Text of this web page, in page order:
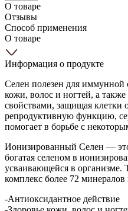
О товаре
Отзывы
Способ применения
О товаре
Информация о продукте
Селен полезен для
кожи, волос и ногтей, а
свойствами, защищая клетки
репродуктивную функцию,
помогает в борьбе с
Ионизированный Селен —
богатая селеном в
усваивающейся в организме.
комплекс более 72
-Антиоксидантное действие